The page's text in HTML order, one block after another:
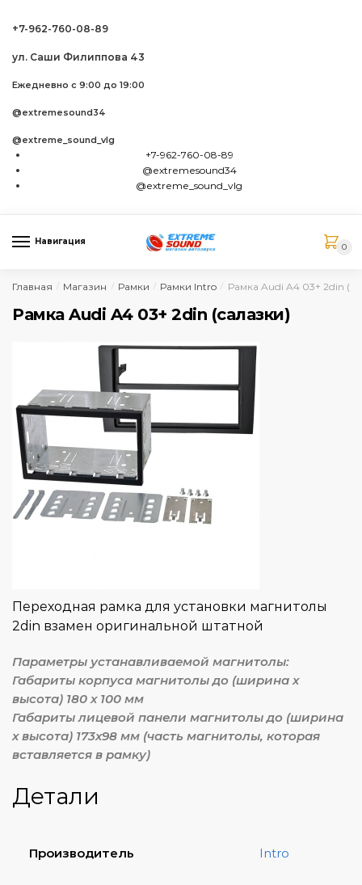
+7-962-760-08-89
ул. Саши Филиппова 43
Ежедневно с 9:00 до 19:00
@extremesound34
@extreme_sound_vlg
+7-962-760-08-89
@extremesound34
@extreme_sound_vlg
Навигация
0
Главная Магазин / Рамки / Рамки Intro / Рамка Audi A4 03+ 2din
Рамка Audi A4 03+ 2din (салазки)
Переходная рамка для установки магнитолы
2din взамен оригинальной штатной
Параметры устанавливаемой магнитолы:
Габариты корпуса магнитолы до (ширина х
высота) 180 х 100 мм
Габариты лицевой панели магнитолы до (ширина
х высота) 173х98 мм (часть магнитолы, которая
вставляется в рамку)
Детали
Производитель Intro